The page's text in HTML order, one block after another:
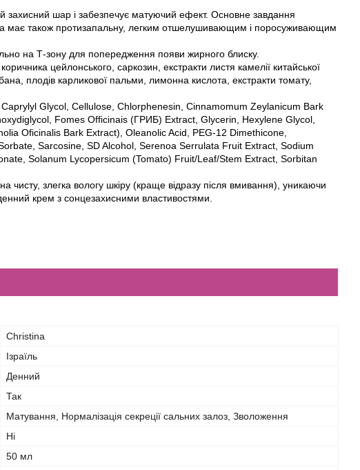
захисний шар і забезпечує матуючий ефект. Основне завдання
має також протизапальну, легким отшелушивающим і поросуживающим
на Т-зону для попередження появи жирного блиску.
цейлонського, саркозин, екстракти листя камелії китайської
плодів карликової пальми, лимонна кислота, екстракти томату,
Glycol, Cellulose, Chlorphenesin, Cinnamomum Zeylanicum Bark
Fomes Officinais (ГРИБ) Extract, Glycerin, Hexylene Glycol,
Oficinalis Bark Extract), Oleanolic Acid, PEG-12 Dimethicone,
Sarcosine, SD Alcohol, Serenoa Serrulata Fruit Extract, Sodium
Solanum Lycopersicum (Tomato) Fruit/Leaf/Stem Extract, Sorbitan
злегка вологу шкіру (краще відразу після вмивання), уникаючи
крем з сонцезахисними властивостями.
Christina
Ізраїль
Денний
Так
Матування, Нормалізація секреції сальних залоз, Зволоження
Ні
50 мл